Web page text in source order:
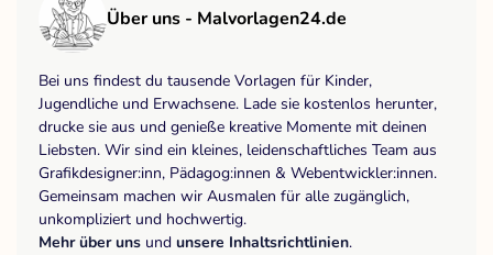
Über uns - Malvorlagen24.de
Bei uns findest du tausende Vorlagen für Kinder,
Jugendliche und Erwachsene. Lade sie kostenlos herunter,
drucke sie aus und genieße kreative Momente mit deinen
Liebsten. Wir sind ein kleines, leidenschaftliches Team aus
Grafikdesigner:inn, Pädagog:innen & Webentwickler:innen.
Gemeinsam machen wir Ausmalen für alle zugänglich,
unkompliziert und hochwertig.
Mehr über uns und unsere Inhaltsrichtlinien.